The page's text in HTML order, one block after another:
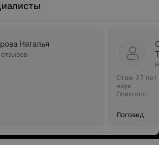
Наталья
Стаж 27 лет
наук
Психолог
Логовед